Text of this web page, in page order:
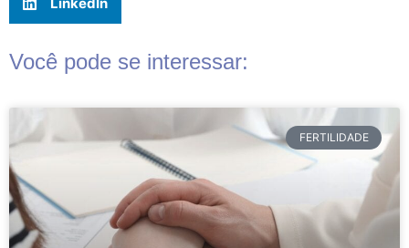
Você pode se interessar:
FERTILIDADE